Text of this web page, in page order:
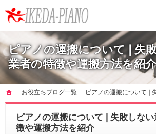
ピアノの運搬について❘失
業者の特徴や運搬方法を紹介
調律やクリーニングも行っています。ピアノ引越し・運搬
ホーム
お役立ちブログ一覧 ピアノの運搬について❘失敗しな
ピアノの運搬について❘失敗しな
徴や運搬方法を紹介